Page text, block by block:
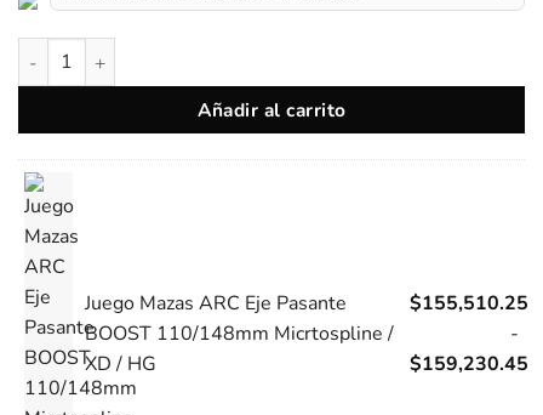
Maza ARC Delantera 32H Freno Disco Boost eje pasante
Añadir al carrito
Juego Mazas ARC Eje Pasante
BOOST 110/148mm Micrtospline /
XD / HG
$155,510.25
-
$159,230.45